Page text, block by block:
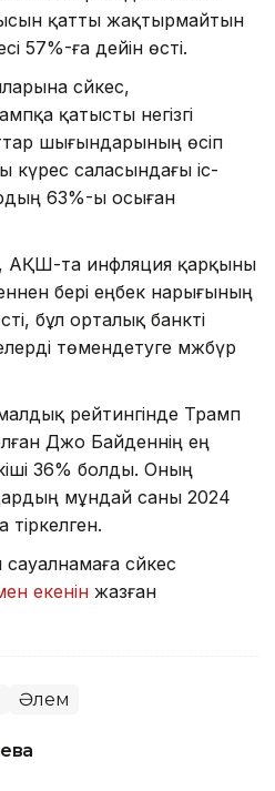
қатты жақтырмайтын
57%-ға дейін өсті.
сәйкес,
қатысты негізгі
шығындарының өсіп
күрес саласындағы іс-
63%-ы осыған
АҚШ-та инфляция қарқыны
бері еңбек нарығының
бұл орталық банкті
төмендетуге мәжбүр
рейтингінде Трамп
Джо Байденнің ең
36% болды. Оның
мұндай саны 2024
сауалнамаға сәйкес
екенін жазған
Әлем